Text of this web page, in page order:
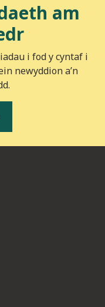
am
i fod y cyntaf i
newyddion a’n